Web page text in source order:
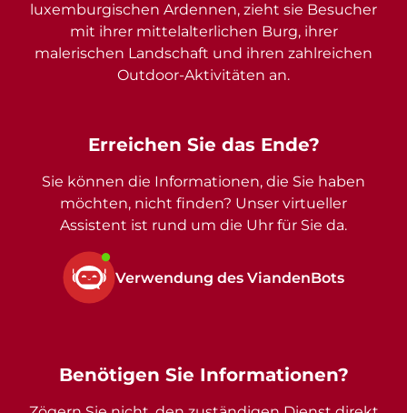
Erreichen Sie das Ende?
Sie können die Informationen, die Sie haben
möchten, nicht finden? Unser virtueller
Assistent ist rund um die Uhr für Sie da.
Verwendung des ViandenBots
luxemburgischen Ardennen, zieht sie Besucher
mit ihrer mittelalterlichen Burg, ihrer
malerischen Landschaft und ihren zahlreichen
Outdoor-Aktivitäten an.
Benötigen Sie Informationen?